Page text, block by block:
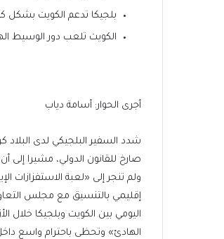
بلجيكا تدعم الكويت بشكل
الكويت تلعب دور الوسيط
أجرى الحوار: أسامة دياب
شدد السفير البلجيكي لدى البلاد
صارخ للقانون الدولي، مشيرا إلى
ولم تنجر إلى «لعبة الاستفزازات
إقليمي بالتنسيق مع مجلس
اليومي بين الكويت وبلجيكا خلال
الهادئ» وتحظى باحترام واسع